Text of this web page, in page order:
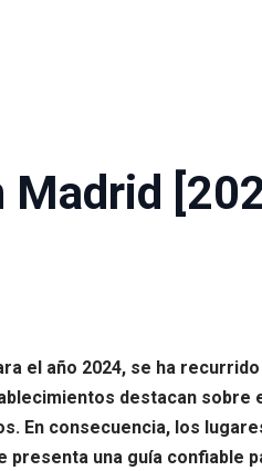
Madrid
el año 2024, se ha
destacan
En consecuencia, los
una guía confiable